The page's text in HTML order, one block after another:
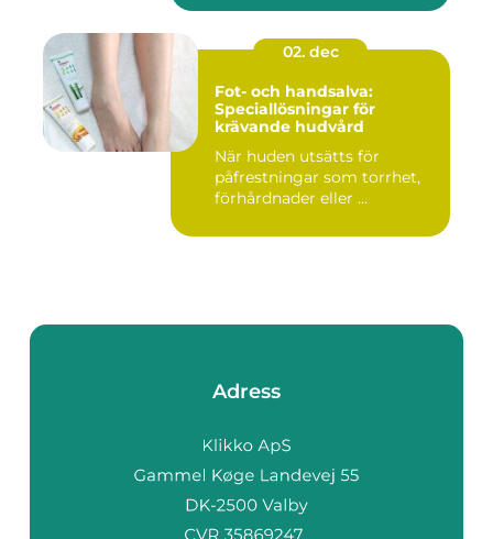
02. dec
Fot- och handsalva:
Speciallösningar för
krävande hudvård
När huden utsätts för
påfrestningar som torrhet,
förhårdnader eller ...
Adress